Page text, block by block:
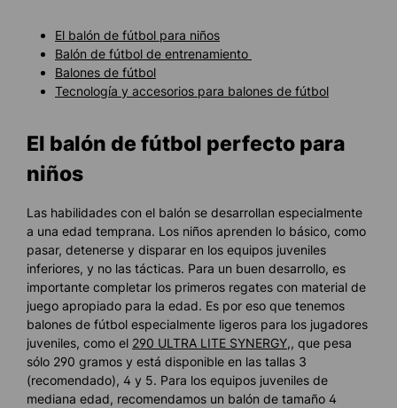
El balón de fútbol para niños
Balón de fútbol de entrenamiento
Balones de fútbol
Tecnología y accesorios para balones de fútbol
El balón de fútbol perfecto para
niños
Las habilidades con el balón se desarrollan especialmente
a una edad temprana. Los niños aprenden lo básico, como
pasar, detenerse y disparar en los equipos juveniles
inferiores, y no las tácticas. Para un buen desarrollo, es
importante completar los primeros regates con material de
juego apropiado para la edad. Es por eso que tenemos
balones de fútbol especialmente ligeros para los jugadores
juveniles, como el 290 ULTRA LITE SYNERGY,, que pesa
sólo 290 gramos y está disponible en las tallas 3
(recomendado), 4 y 5. Para los equipos juveniles de
mediana edad, recomendamos un balón de tamaño 4